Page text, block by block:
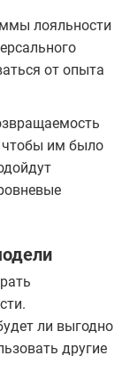
лояльности
от опыта
чтобы им было
ли выгодно
другие